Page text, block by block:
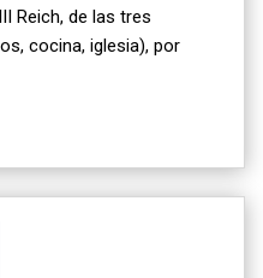
Reich, de las tres
cocina, iglesia), por